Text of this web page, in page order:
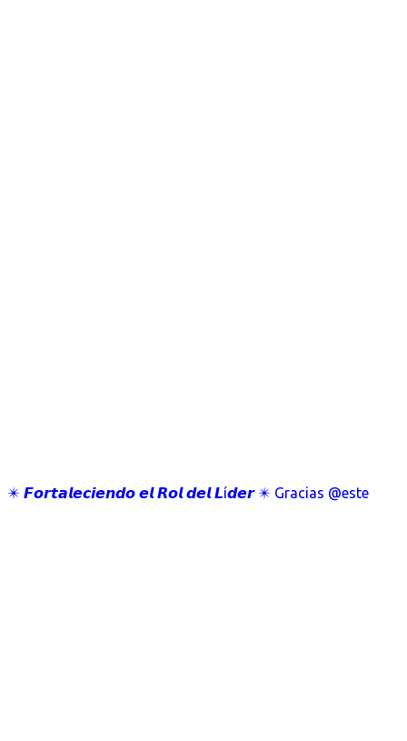
✴️ 𝙁𝙤𝙧𝙩𝙖𝙡𝙚𝙘𝙞𝙚𝙣𝙙𝙤 𝙚𝙡 𝙍𝙤𝙡 𝙙𝙚𝙡 𝙇í𝙙𝙚𝙧 ✴️ Gracias @este